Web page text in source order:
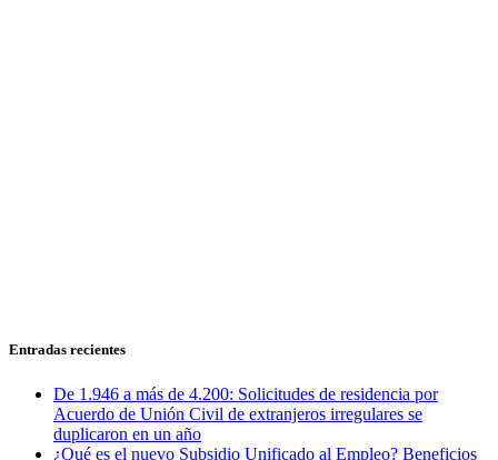
Entradas recientes
De 1.946 a más de 4.200: Solicitudes de residencia por
Acuerdo de Unión Civil de extranjeros irregulares se
duplicaron en un año
¿Qué es el nuevo Subsidio Unificado al Empleo? Beneficios